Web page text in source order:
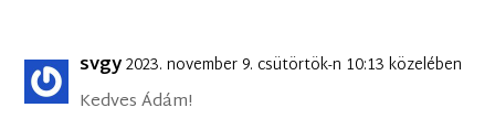
svgy2023. november 9. csütörtök-n 10:13 közelében
Kedves Ádám!